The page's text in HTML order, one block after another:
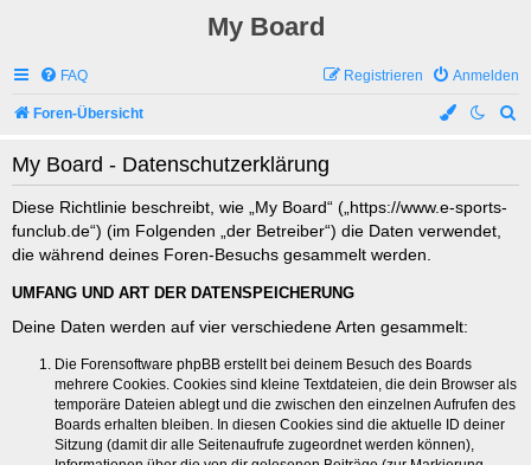
My Board
FAQ Anmelden
Registrieren
Foren-Übersicht
My Board - Datenschutzerklärung
Diese Richtlinie beschreibt, wie „My Board“ („https://www.e-sports-
funclub.de“) (im Folgenden „der Betreiber“) die Daten verwendet,
die während deines Foren-Besuchs gesammelt werden.
UMFANG UND ART DER DATENSPEICHERUNG
Deine Daten werden auf vier verschiedene Arten gesammelt:
Die Forensoftware phpBB erstellt bei deinem Besuch des Boards
mehrere Cookies. Cookies sind kleine Textdateien, die dein Browser als
temporäre Dateien ablegt und die zwischen den einzelnen Aufrufen des
Boards erhalten bleiben. In diesen Cookies sind die aktuelle ID deiner
Sitzung (damit dir alle Seitenaufrufe zugeordnet werden können),